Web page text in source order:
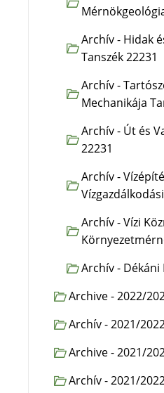
Archív - Hidak
Tanszék 22231
Archív -
Mechanikája
Archív - Út és
22231
Archív -
Archív - Vízi
Archív - Dékáni
Archive - 2022/
Archív - 2021/
Archive - 2021/
Archív - 2021/